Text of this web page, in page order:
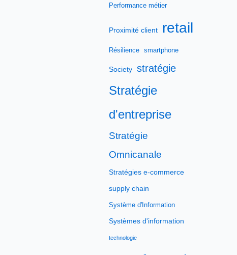
Performance métier
Proximité client retail
Résilience smartphone
Society stratégie
Stratégie
d'entreprise
Stratégie
Omnicanale
Stratégies e-commerce
supply chain
Système d'Information
Systèmes d'information
technologie